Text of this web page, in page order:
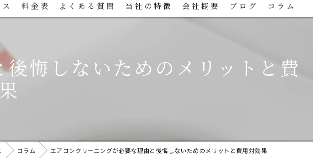
料金表 よくある質問 当社の特徴
水回り
トイレ
会社概要 ブログ コラム
悔しないためのメリットと費
コラム エアコンクリーニングが必要な理由と後悔しないためのメリットと費用対効果